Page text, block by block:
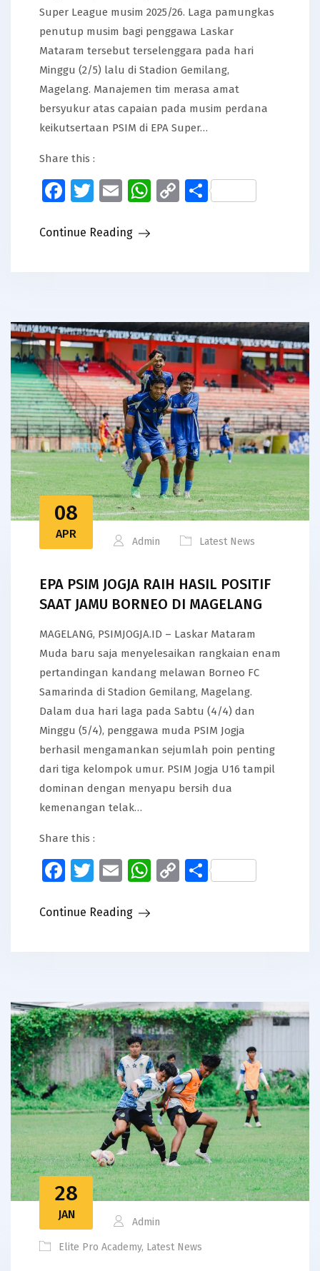
Super League musim 2025/26. Laga pamungkas
penutup musim bagi penggawa Laskar
Mataram tersebut terselenggara pada hari
Minggu (2/5) lalu di Stadion Gemilang,
Magelang. Manajemen tim merasa amat
bersyukur atas capaian pada musim perdana
keikutsertaan PSIM di EPA Super…
Share this :
Facebook
Twitter
EmailWhatsApp
CopyShare
Continue Reading
08
APR
Admin Latest News
EPA PSIM JOGJA RAIH HASIL POSITIF
SAAT JAMU BORNEO DI MAGELANG
MAGELANG, PSIMJOGJA.ID – Laskar Mataram
Muda baru saja menyelesaikan rangkaian enam
pertandingan kandang melawan Borneo FC
Samarinda di Stadion Gemilang, Magelang.
Dalam dua hari laga pada Sabtu (4/4) dan
Minggu (5/4), penggawa muda PSIM Jogja
berhasil mengamankan sejumlah poin penting
dari tiga kelompok umur. PSIM Jogja U16 tampil
dominan dengan menyapu bersih dua
kemenangan telak…
Share this :
Facebook
Twitter
EmailWhatsApp
CopyShare
Continue Reading
28
JAN
Admin
Elite Pro Academy, Latest News